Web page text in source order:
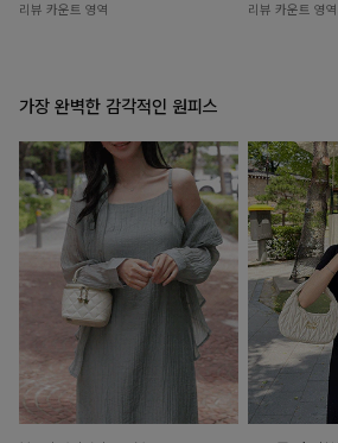
리뷰 카운트 영역 리뷰 카운트 영역
가장 완벽한 감각적인 원피스